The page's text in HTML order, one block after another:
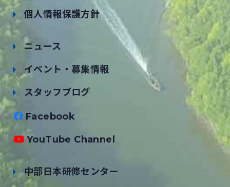
個人情報保護方針
ニュース
イベント・募集情報
スタッフブログ
Facebook
YouTube Channel
中部日本研修センター